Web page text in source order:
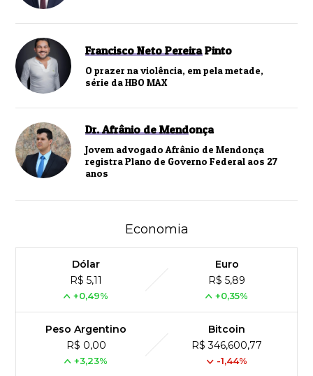
Francisco Neto Pereira Pinto
O prazer na violência, em pela metade,
série da HBO MAX
Dr. Afrânio de Mendonça
Jovem advogado Afrânio de Mendonça
registra Plano de Governo Federal aos 27
anos
Economia
Dólar
R$ 5,11
+0,49%
Euro
R$ 5,89
+0,35%
Peso Argentino
R$ 0,00
+3,23%
Bitcoin
R$ 346,600,77
-1,44%